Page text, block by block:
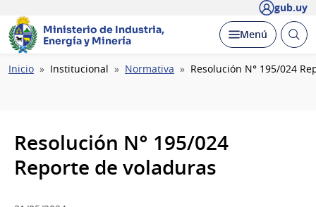
gub.uy
Ministerio de Industria,
Energía y Minería
Desplegar
Menú Abrir
Ruta
Inicio Institucional Normativa Resolución N° 195/024
Resolución N° 195/024
Reporte de voladuras